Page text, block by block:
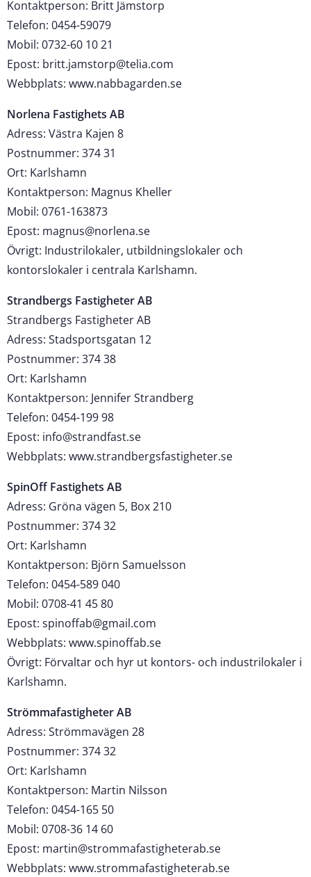
Kontaktperson: Britt Jämstorp
Telefon: 0454-59079
Mobil: 0732-60 10 21
Epost: britt.jamstorp@telia.com
Webbplats: www.nabbagarden.se
Norlena Fastighets AB
Adress: Västra Kajen 8
Postnummer: 374 31
Ort: Karlshamn
Kontaktperson: Magnus Kheller
Mobil: 0761-163873
Epost: magnus@norlena.se
Övrigt: Industrilokaler, utbildningslokaler och
kontorslokaler i centrala Karlshamn.
Strandbergs Fastigheter AB
Strandbergs Fastigheter AB
Adress: Stadsportsgatan 12
Postnummer: 374 38
Ort: Karlshamn
Kontaktperson: Jennifer Strandberg
Telefon: 0454-199 98
Epost: info@strandfast.se
Webbplats: www.strandbergsfastigheter.se
SpinOff Fastighets AB
Adress: Gröna vägen 5, Box 210
Postnummer: 374 32
Ort: Karlshamn
Kontaktperson: Björn Samuelsson
Telefon: 0454-589 040
Mobil: 0708-41 45 80
Epost: spinoffab@gmail.com
Webbplats: www.spinoffab.se
Övrigt: Förvaltar och hyr ut kontors- och industrilokaler i
Karlshamn.
Strömmafastigheter AB
Adress: Strömmavägen 28
Postnummer: 374 32
Ort: Karlshamn
Kontaktperson: Martin Nilsson
Telefon: 0454-165 50
Mobil: 0708-36 14 60
Epost: martin@strommafastigheterab.se
Webbplats: www.strommafastigheterab.se